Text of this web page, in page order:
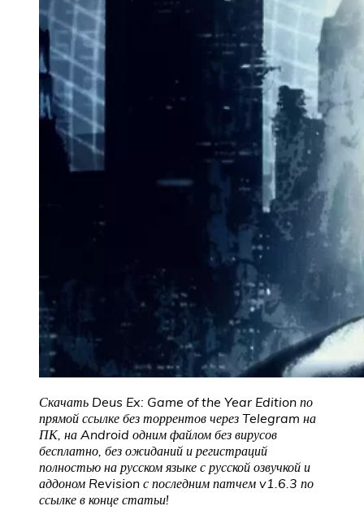
Скачать Deus Ex: Game of the Year Edition по
прямой ссылке без торрентов через Telegram на
ПК, на Android одним файлом без вирусов
бесплатно , без ожиданий и регистраций
полностью на русском языке с русской озвучкой и
аддоном Revision с последним патчем v1.6.3 по
ссылке в конце статьи!